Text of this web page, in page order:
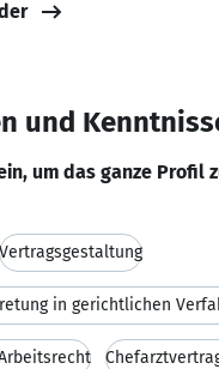
und
um das ganze Profil
Vertragsgestaltung
in gerichtlichen